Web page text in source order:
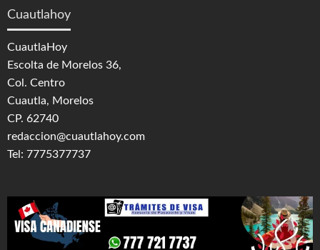
Cuautlahoy
CuautlaHoy
Escolta de Morelos 36,
Col. Centro
Cuautla, Morelos
CP. 62740
redaccion@cuautlahoy.com
Tel: 7775377737